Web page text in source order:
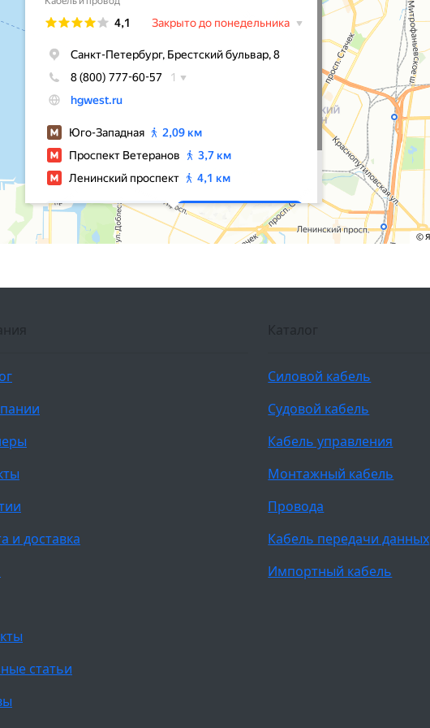
и доставка
статьи
Каталог
Силовой кабель
Судовой кабель
Кабель управления
Монтажный кабель
Провода
Кабель передачи данных
Импортный кабель